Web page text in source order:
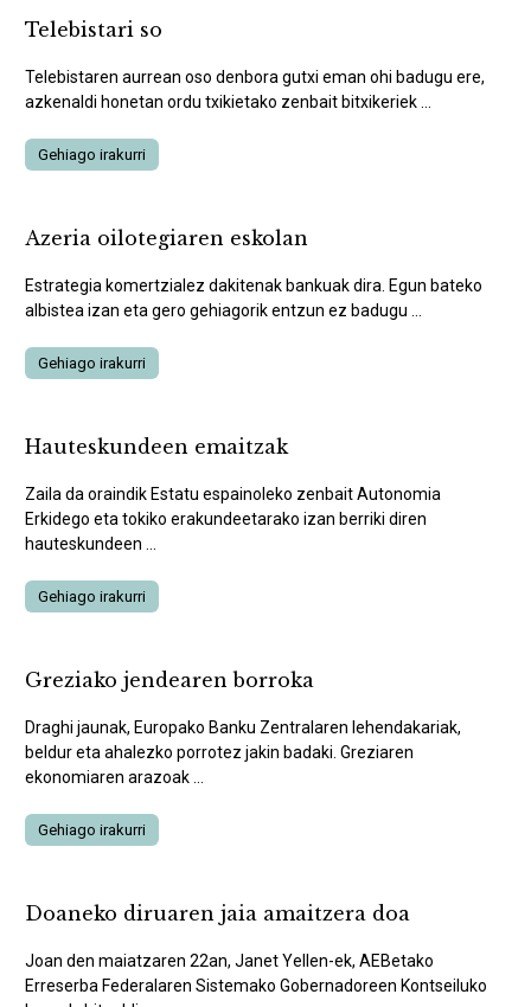
Telebistari so
Telebistaren aurrean oso denbora gutxi eman ohi badugu ere,
azkenaldi honetan ordu txikietako zenbait bitxikeriek ...
Gehiago irakurri
Azeria oilotegiaren eskolan
Estrategia komertzialez dakitenak bankuak dira. Egun bateko
albistea izan eta gero gehiagorik entzun ez badugu ...
Gehiago irakurri
Hauteskundeen emaitzak
Zaila da oraindik Estatu espainoleko zenbait Autonomia
Erkidego eta tokiko erakundeetarako izan berriki diren
hauteskundeen ...
Gehiago irakurri
Greziako jendearen borroka
Draghi jaunak, Europako Banku Zentralaren lehendakariak,
beldur eta ahalezko porrotez jakin badaki. Greziaren
ekonomiaren arazoak ...
Gehiago irakurri
Doaneko diruaren jaia amaitzera doa
Joan den maiatzaren 22an, Janet Yellen-ek, AEBetako
Erreserba Federalaren Sistemako Gobernadoreen Kontseiluko